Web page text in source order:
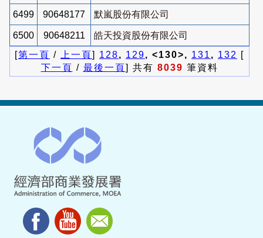
6499 90648177 默嵐股份有限公司
6500 90648211
皓天投資股份有限公司
[第一頁 / 上一頁] 128, 129, <130>, 131 , 132
[
下一頁 / 最後一頁] 共有 8039 筆資料